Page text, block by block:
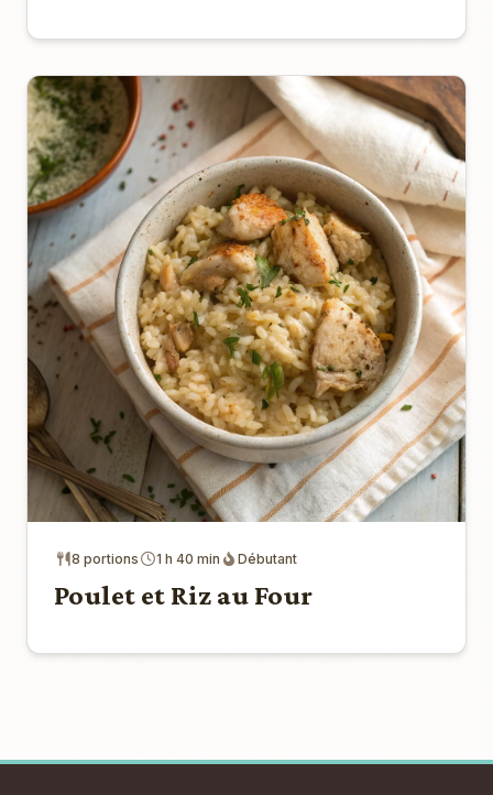
8 portions 1 h 40 min Débutant
Poulet et Riz au Four